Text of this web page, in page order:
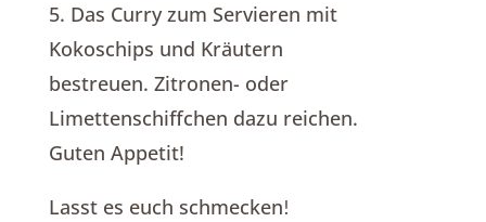
5. Das Curry zum Servieren mit
Kokoschips und Kräutern
bestreuen. Zitronen- oder
Limettenschiffchen dazu reichen.
Guten Appetit!
Lasst es euch schmecken!